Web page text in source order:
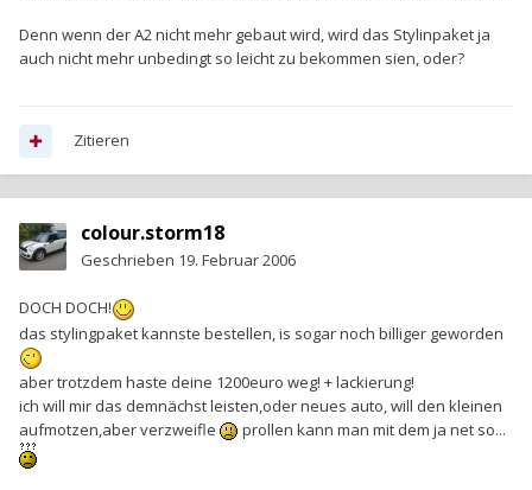
Denn wenn der A2 nicht mehr gebaut wird, wird das Stylinpaket ja
auch nicht mehr unbedingt so leicht zu bekommen sien, oder?
Zitieren
colour.storm18
Geschrieben 19. Februar 2006
DOCH DOCH!
das stylingpaket kannste bestellen, is sogar noch billiger geworden
aber trotzdem haste deine 1200euro weg! + lackierung!
ich will mir das demnächst leisten,oder neues auto, will den kleinen
aufmotzen,aber verzweifle
prollen kann man mit dem ja net so...